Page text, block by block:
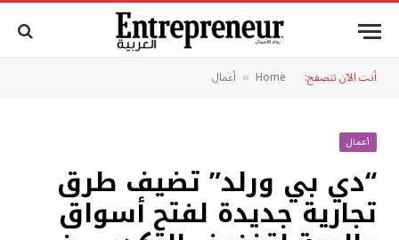
أنت الآن تتصفح: Home
» أعمال
أعمال
“دي بي ورلد” تضيف طرق
تجارية جديدة لفتح أسواق